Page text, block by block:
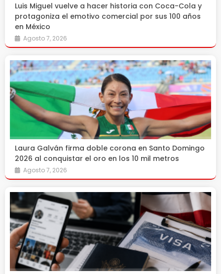
Luis Miguel vuelve a hacer historia con Coca-Cola y
protagoniza el emotivo comercial por sus 100 años
en México
Agosto 7, 2026
Laura Galván firma doble corona en Santo Domingo
2026 al conquistar el oro en los 10 mil metros
Agosto 7, 2026